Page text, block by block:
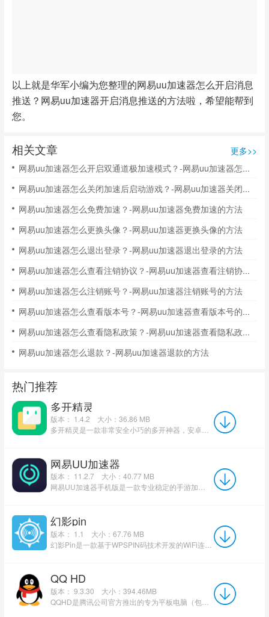
以上就是华军小编为您整理的网易uu加速器怎么开启消息
推送？网易uu加速器开启消息推送的方法啦，希望能帮到
您。
相关文章 更多>>
网易uu加速器怎么开启双通道极加速模式？-网易uu加速器怎么开启双通道极加速模式
网易uu加速器怎么关闭加速后启动游戏？-网易uu加速器关闭加速后启动游戏的方法
网易uu加速器怎么免费加速？-网易uu加速器免费加速的方法
网易uu加速器怎么更换头像？-网易uu加速器更换头像的方法
网易uu加速器怎么退出登录？-网易uu加速器退出登录的方法
网易uu加速器怎么查看注销协议？-网易uu加速器查看注销协议的方法
网易uu加速器怎么注销账号？-网易uu加速器注销账号的方法
网易uu加速器怎么查看版本号？-网易uu加速器查看版本号的方法
网易uu加速器怎么查看隐私政策？-网易uu加速器查看隐私政策的方法
网易uu加速器怎么退款？-网易uu加速器退款的方法
热门推荐
多开精灵
版本： 1.4.2
大小：36.86 MB
网易UU加速器
版本： 11.2.7
大小：40.77 MB
幻影pin
版本： 1.1
大小：67.76 MB
幻影Pin是一款基于WPSPIN码技术开发的WiFi连接管理工具，采用自主研发的Pin连接核心（非开源Reaver项目），通过...
QQ HD
版本： 9.3.30
大小：394.46MB
QQHD是腾讯公司官方推出的专为平板电脑（包括Androidpad和ipad）用户提供一站式服务的社交化平台。QQHD产...